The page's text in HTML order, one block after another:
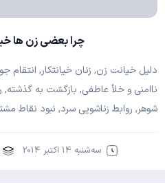
چرا بعضی زن ها
دلیل خیانت زن, زنان خیانتکار,
ناامنی و خلأ عاطفی, بازگشت به
شوهر, روابط زناشویی سرد, نبود نقاط
سه‌شنبه 14 اکتبر 2014